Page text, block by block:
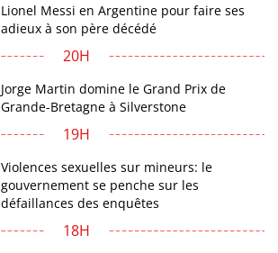
Lionel Messi en Argentine pour faire ses
adieux à son père décédé
20H
Jorge Martin domine le Grand Prix de
Grande-Bretagne à Silverstone
19H
Violences sexuelles sur mineurs: le
gouvernement se penche sur les
défaillances des enquêtes
18H